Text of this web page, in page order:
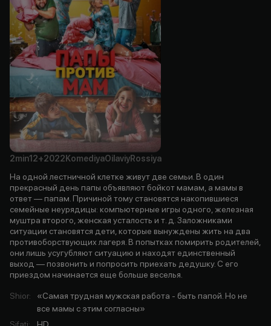
2min12+2022 KomediyaOilaviyRossiya
На одной лестничной клетке живут две семьи. В один
прекрасный день папы объявляют бойкот мамам, а мамы в
ответ — папам. Причиной тому становятся накопившиеся
семейные неурядицы: компьютерные игры одного, железная
муштра второго, женская усталость и т. д. Заложниками
ситуации становятся дети, которые вынуждены жить на два
противоборствующих лагеря. В попытках помирить родителей,
они лишь усугубляют ситуацию и находят единственный
выход — позвонить и попросить приехать дедушку. С его
приездом начинается еще больше веселья.
Shior:
«Самая трудная мужская работа - быть папой. Но не
все мамы с этим согласны»
Sifati: HD